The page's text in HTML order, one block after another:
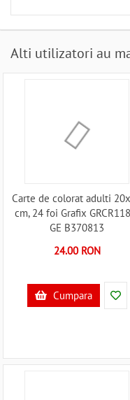
Alti utilizatori au
Carte de colorat adulti
cm, 24 foi Grafix
GE B370813
24.00 RON
Cumpara